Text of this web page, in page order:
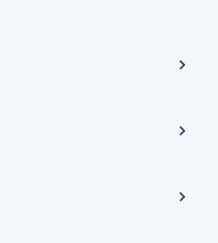
학동, 트윈트리빌딩) B동 5층
24, 7층, 8층 미소
래당사자에게 있습니다.